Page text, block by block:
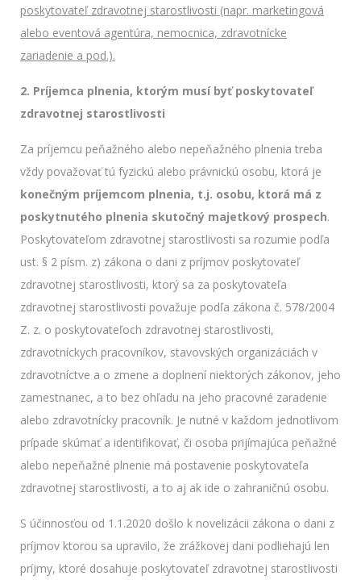
poskytovateľ zdravotnej starostlivosti (napr. marketingová
alebo eventová agentúra, nemocnica, zdravotnícke
zariadenie a pod.).
2. Príjemca plnenia, ktorým musí byť poskytovateľ
zdravotnej starostlivosti
Za príjemcu peňažného alebo nepeňažného plnenia treba
vždy považovať tú fyzickú alebo právnickú osobu, ktorá je
konečným príjemcom plnenia, t.j. osobu, ktorá má z
poskytnutého plnenia skutočný majetkový prospech.
Poskytovateľom zdravotnej starostlivosti sa rozumie podľa
ust. § 2 písm. z) zákona o dani z príjmov poskytovateľ
zdravotnej starostlivosti, ktorý sa za poskytovateľa
zdravotnej starostlivosti považuje podľa zákona č. 578/2004
Z. z. o poskytovateľoch zdravotnej starostlivosti,
zdravotníckych pracovníkov, stavovských organizáciách v
zdravotníctve a o zmene a doplnení niektorých zákonov, jeho
zamestnanec, a to bez ohľadu na jeho pracovné zaradenie
alebo zdravotnícky pracovník. Je nutné v každom jednotlivom
prípade skúmať a identifikovať, či osoba prijímajúca peňažné
alebo nepeňažné plnenie má postavenie poskytovateľa
zdravotnej starostlivosti, a to aj ak ide o zahraničnú osobu.
S účinnosťou od 1.1.2020 došlo k novelizácii zákona o dani z
príjmov ktorou sa upravilo, že zrážkovej dani podliehajú len
príjmy, ktoré dosahuje poskytovateľ zdravotnej starostlivosti